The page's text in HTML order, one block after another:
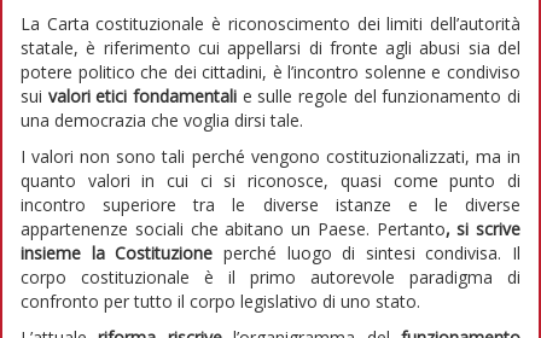
La Carta costituzionale è riconoscimento dei limiti dell’autorità
statale, è riferimento cui appellarsi di fronte agli abusi sia del
potere politico che dei cittadini, è l’incontro solenne e condiviso
sui valori etici fondamentali e sulle regole del funzionamento di
una democrazia che voglia dirsi tale.
I valori non sono tali perché vengono costituzionalizzati, ma in
quanto valori in cui ci si riconosce, quasi come punto di
incontro superiore tra le diverse istanze e le diverse
appartenenze sociali che abitano un Paese. Pertanto, si scrive
insieme la Costituzione perché luogo di sintesi condivisa. Il
corpo costituzionale è il primo autorevole paradigma di
confronto per tutto il corpo legislativo di uno stato.